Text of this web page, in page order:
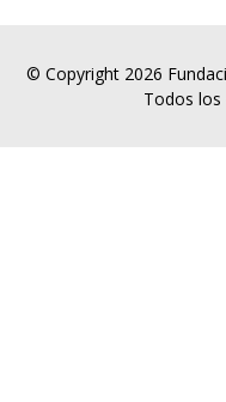
© Copyright 2026
Todos los